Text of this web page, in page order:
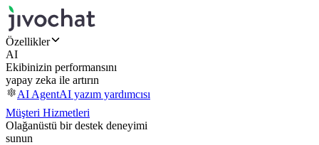
Özellikler
AI
Ekibinizin performansını
yapay zeka ile artırın
AI AgentAI yazım yardımcısı
Müşteri Hizmetleri
Olağanüstü bir destek deneyimi
sunun